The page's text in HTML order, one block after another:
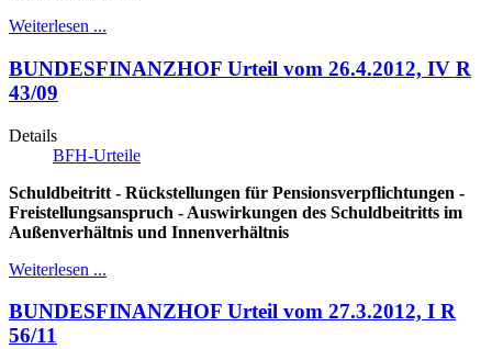
Weiterlesen ...
BUNDESFINANZHOF Urteil vom 26.4.2012, IV R
43/09
Details
BFH-Urteile
Schuldbeitritt - Rückstellungen für Pensionsverpflichtungen -
Freistellungsanspruch - Auswirkungen des Schuldbeitritts im
Außenverhältnis und Innenverhältnis
Weiterlesen ...
BUNDESFINANZHOF Urteil vom 27.3.2012, I R
56/11